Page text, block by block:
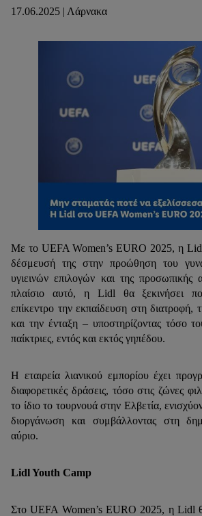
17.06.2025 | Λάρνακα
Με το UEFA Women’s EURO 2025, η Lidl
δέσμευσή της στην προώθηση του
υγιεινών επιλογών και της
πλαίσιο αυτό, η Lidl θα ξεκινήσει
επίκεντρο την εκπαίδευση στη
και την ένταξη – υποστηρίζοντας τόσο
παίκτριες, εντός και εκτός γηπέδου.
Η εταιρεία λιανικού εμπορίου έχει
διαφορετικές δράσεις, τόσο στις ζώνες
το ίδιο το τουρνουά στην Ελβετία,
διοργάνωση και συμβάλλοντας στη
αύριο.
Lidl Youth Camp
Στο UEFA Women’s EURO 2025, η Lidl